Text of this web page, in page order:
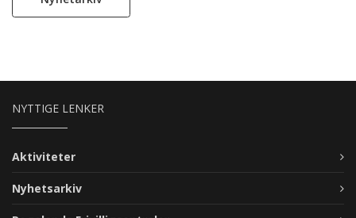
NYTTIGE LENKER
Aktiviteter
Nyhetsarkiv